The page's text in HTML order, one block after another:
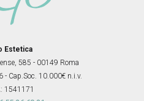
Estetica
585 - 00149 Roma
- Cap.Soc. 10.000€ n.i.v.
1541171